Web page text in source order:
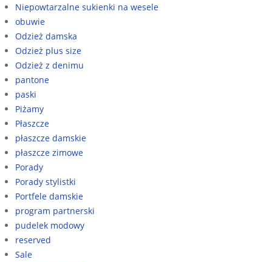
Niepowtarzalne sukienki na wesele
obuwie
Odzież damska
Odzież plus size
Odzież z denimu
pantone
paski
Piżamy
Płaszcze
płaszcze damskie
płaszcze zimowe
Porady
Porady stylistki
Portfele damskie
program partnerski
pudelek modowy
reserved
Sale